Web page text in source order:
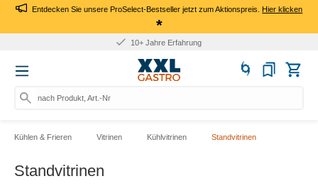
Entdecken Sie unsere ProSelect-Bestseller jetzt zum Aktionspreis.Hier klicken
*
Für Firmen: Kauf auf Rechnung
nach Produkt, Art.-Nr., Marke s
Kühlen & Frieren Vitrinen Kühlvitrinen Standvitrinen
Standvitrinen